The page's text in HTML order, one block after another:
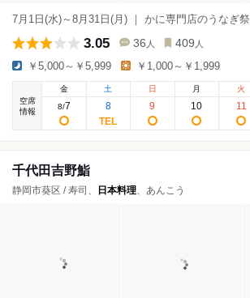
7月1日(水)～8月31日(月) ｜ かに専門店のうなぎ祭
3.05 36 人 409 人
￥5,000～￥5,999 ￥1,000～￥1,999
空席
情報
金
8/7
土
8
日
9
月
10
火
11
千代田吉野鮨
静岡市葵区 / 寿司、 日本料理、あんこう